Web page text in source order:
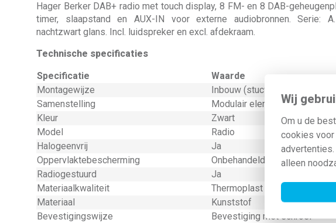
Wij
Om u de
cookies
alleen
Hager Berker DAB+ radio met touch display, 8 FM- en 8 DAB-
timer, slaapstand en AUX-IN voor externe audiobronnen. Serie:
nachtzwart glans. Incl. luidspreker en excl. afdekraam.
Technische specificaties
Specificatie
Waarde
Montagewijze
Inbouw (stucwerk)
Samenstelling
Modulair element voor
Kleur
Zwart
Model
Radio
Halogeenvrij
Ja
Oppervlaktebescherming
Onbehandeld
Radiogestuurd
Ja
Materiaalkwaliteit
Thermoplast
Materiaal
Kunststof
Bevestigingswijze
Bevestiging met schroef